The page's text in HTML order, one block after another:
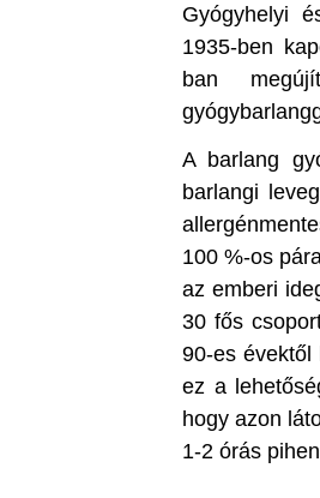
Gyógyhelyi
1935-ben
ban
A barlang
barlangi
100 %-os
az emberi
30 fős
90-es évektől
ez a
hogy azon
1-2 órás